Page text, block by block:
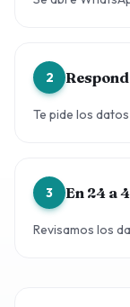
2
Te pide los
3 En 24 a
Revisamos los